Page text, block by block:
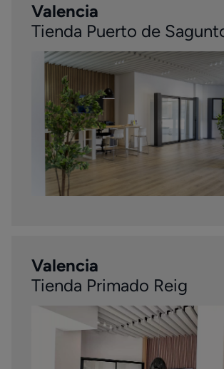
Valencia
Tienda Puerto de
Valencia
Tienda Primado Reig